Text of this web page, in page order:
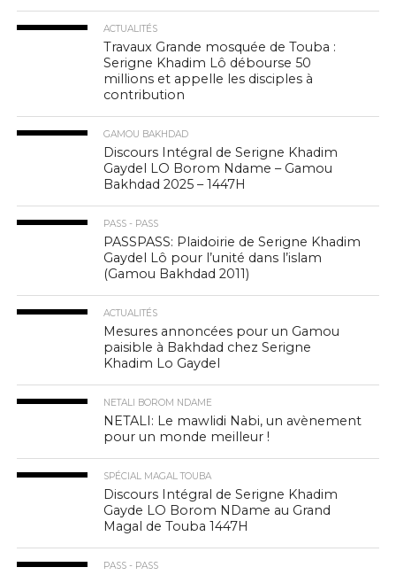
ACTUALITÉS
Travaux Grande mosquée de Touba :
Serigne Khadim Lô débourse 50
millions et appelle les disciples à
contribution
GAMOU BAKHDAD
Discours Intégral de Serigne Khadim
Gaydel LO Borom Ndame – Gamou
Bakhdad 2025 – 1447H
PASS - PASS
PASSPASS: Plaidoirie de Serigne Khadim
Gaydel Lô pour l’unité dans l’islam
(Gamou Bakhdad 2011)
ACTUALITÉS
Mesures annoncées pour un Gamou
paisible à Bakhdad chez Serigne
Khadim Lo Gaydel
NETALI BOROM NDAME
NETALI: Le mawlidi Nabi, un avènement
pour un monde meilleur !
SPÉCIAL MAGAL TOUBA
Discours Intégral de Serigne Khadim
Gayde LO Borom NDame au Grand
Magal de Touba 1447H
PASS - PASS